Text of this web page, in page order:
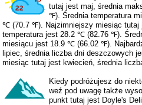
tutaj jest maj, średnia
℉). Średnia temperatura
℃ (70.7 ℉). Najzimniejszy miesiąc tutaj
temperatura jest 28.2 ℃ (82.76 ℉).
miesiącu jest 18.9 ℃ (66.02 ℉).
lipiec, średnia liczba dni deszczowych
miesiąc tutaj jest kwiecień, średnia
Kiedy podróżujesz do
weź pod uwagę także
punkt tutaj jest Doyle's